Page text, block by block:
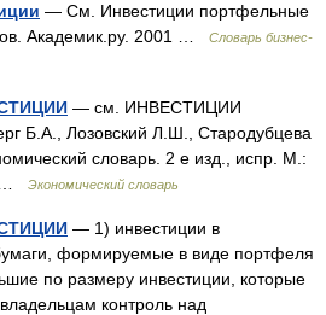
— См. Инвестиции портфельные
Академик.ру. 2001 …
Словарь бизнес-
— см. ИНВЕСТИЦИИ
Б.А., Лозовский Л.Ш., Стародубцева
словарь. 2 е изд., испр. М.:
…
Экономический словарь
— 1) инвестиции в
формируемые в виде портфеля
по размеру инвестиции, которые
контроль над